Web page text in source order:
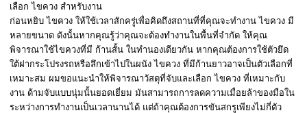
เลือก ไขควง สำหรับงาน
ก่อนหยิบ ไขควง ให้ใช้เวลาสักครู่เพื่อคิดถึงสถานที่ที่คุณจะทำงาน ไขควง มี
หลายขนาด ดังนั้นหากคุณรู้ว่าคุณจะต้องทำงานในพื้นที่จำกัด ให้คุณ
พิจารณาใช้ไขควงที่มี ก้านสั้น ในทำนองเดียวกัน หากคุณต้องการใช้ตัวยึด
ใต้ฝากระโปรงรถหรือลึกเข้าไปในผนัง ไขควง ที่มีก้านยาวอาจเป็นตัวเลือกที่
เหมาะสม ผมขอแนะนำให้พิจารณาวัสดุที่จับและเลือก ไขควง ที่เหมาะกับ
งาน ด้ามจับแบบนุ่มนั้นยอดเยี่ยม มันสามารถการลดความเมื่อยล้าของมือใน
ระหว่างการทำงานเป็นเวลานานได้ แต่ถ้าคุณต้องการขันสกรูเพียงไม่กี่ตัว